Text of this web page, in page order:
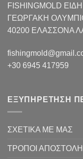
FISHINGMOLD
ΓΕΩΡΓΑΚΗ
40200 ΕΛΑΣΣΟΝΑ
+30 6945 417959
ΕΞΥΠΗΡΕΤΗΣΗ
ΣΧΕΤΙΚΑ ΜΕ ΜΑΣ
ΤΡΟΠΟΙ